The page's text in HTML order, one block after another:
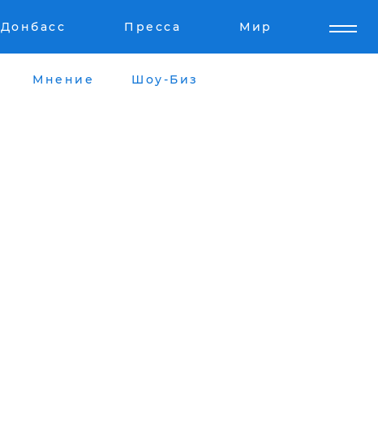
Донбасс Пресса Мир
Мнение Шоу-Биз